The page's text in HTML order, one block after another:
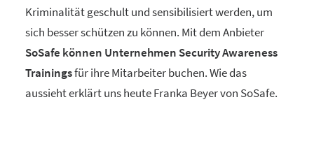
Kriminalität geschult und sensibilisiert werden, um
sich besser schützen zu können. Mit dem Anbieter
SoSafe können Unternehmen Security Awareness
Trainingsfür ihre Mitarbeiter buchen. Wie das
aussieht erklärt uns heute Franka Beyer von SoSafe.